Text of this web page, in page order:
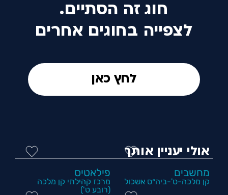
חוג זה הסתיים.
לצפייה בחוגים אחרים
לחץ כאן
אולי יעניין אותך
מחשבים
קן מלכה-ט'-ביה״ס אשכול
פילאטיס
מרכז קהילתי קן מלכה
(רובע ט')